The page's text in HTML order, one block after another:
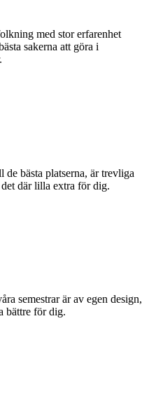
med stor erfarenhet
sakerna att göra i
bästa platserna, är trevliga
där lilla extra för dig.
semestrar är av egen design,
bättre för dig.